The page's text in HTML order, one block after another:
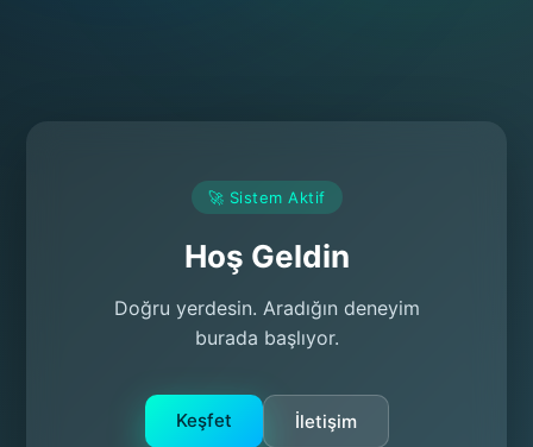
🚀 Sistem Aktif
Hoş Geldin
Doğru yerdesin. Aradığın deneyim
burada başlıyor.
Keşfet İletişim